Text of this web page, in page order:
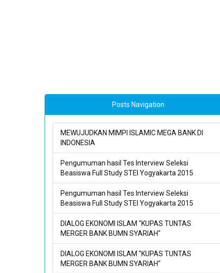
Posts Navigation
MEWUJUDKAN MIMPI ISLAMIC MEGA BANK DI
INDONESIA
Pengumuman hasil Tes Interview Seleksi
Beasiswa Full Study STEI Yogyakarta 2015
Pengumuman hasil Tes Interview Seleksi
Beasiswa Full Study STEI Yogyakarta 2015
DIALOG EKONOMI ISLAM "KUPAS TUNTAS
MERGER BANK BUMN SYARIAH"
DIALOG EKONOMI ISLAM "KUPAS TUNTAS
MERGER BANK BUMN SYARIAH"